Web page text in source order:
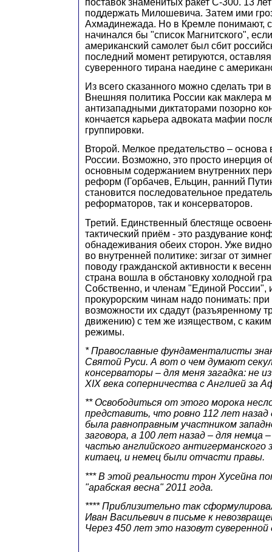
поддержать Милошевича. Затем ими
Ахмадинежада. Но в Кремле понимают,
начинался бы "список Магнитского",
американский самолет был сбит
последний момент ретируются,
суверенного тирана наедине с
Из всего сказанного можно сделать
Внешняя политика России как маклера
антизападными диктаторами позорно
кончается карьера адвоката мафии
группировки.
Второй. Мелкое предательство –
России. Возможно, это просто инерция
основным содержанием внутренних
реформ (Горбачев, Ельцин, ранний
становится последовательное
реформаторов, так и консерваторов.
Третий. Единственный блестяще
тактический приём - это раздувание
обнадеживания обеих сторон. Уже
во внутренней политике: зигзаг от
поводу гражданской активности к
страна вошла в обстановку холодной
Собственно, и членам "Единой России",
прокурорским чинам надо понимать:
возможности их сдадут (разъяренному
движению) с тем же изяществом, с
режимы.
* Православные фундаменталисты
Святой Руси. А вот о чем думают
консерваторы – для меня загадка: не
XIX века соперничества с Англией за
** Освободиться от этого морока
представить, что ровно 112 лет назад
была равноправным участником
заговора, а 100 лет назад – для немца
частью английского антигерманского
китаец, и немец были отчасти правы.
*** В этой реальности трон Хусейна
"арабская весна" 2011 года.
**** Приблизительно так
Иван Васильевич в письме к
Через 450 лет это назовут